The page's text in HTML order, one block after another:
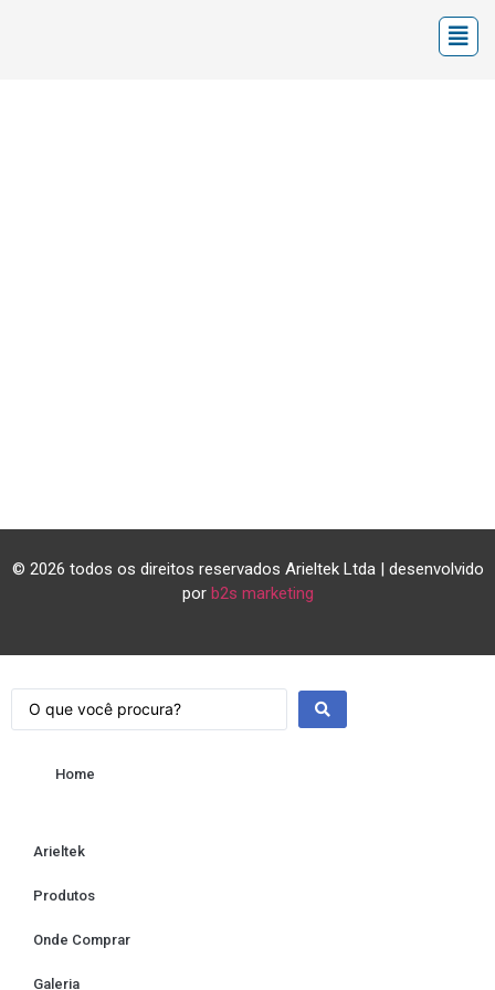
© 2026 todos os direitos reservados Arieltek Ltda | desenvolvido
por b2s marketing
Home
Arieltek
Produtos
Onde Comprar
Galeria